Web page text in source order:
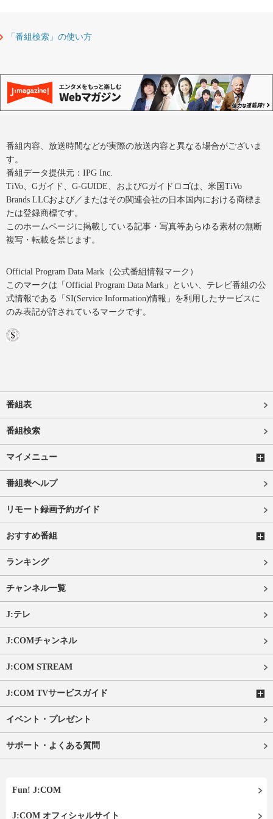
「番組検索」の使い方
番組内容、放送時間などが実際の放送内容と異なる場合がございま
す。
番組データ提供元：IPG Inc.
TiVo、Gガイド、G-GUIDE、およびGガイドロゴは、米国TiVo
Brands LLCおよび／またはその関連会社の日本国内における商標ま
たは登録商標です。
このホームページに掲載している記事・写真等あらゆる素材の無断
複写・転載を禁じます。
Official Program Data Mark（公式番組情報マーク）
このマークは「Official Program Data Mark」といい、テレビ番組の公
式情報である「SI(Service Information)情報」を利用したサービスに
のみ表記が許されているマークです。
番組表
番組検索
マイメニュー
番組表ヘルプ
リモート録画予約ガイド
おすすめ番組
ランキング
チャンネル一覧
J:テレ
J:COMチャンネル
J:COM STREAM
J:COM TVサービスガイド
イベント・プレゼント
サポート・よくある質問
Fun! J:COM
J:COM オフィシャルサイト